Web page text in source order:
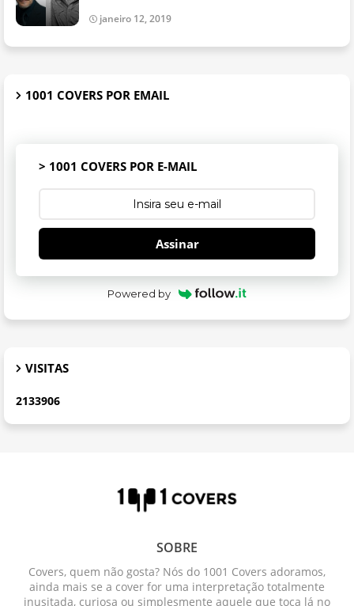
janeiro 12, 2019
1001 COVERS POR EMAIL
> 1001 COVERS POR E-MAIL
Assinar
Powered by
VISITAS
2133906
SOBRE
Covers, quem não gosta? Nós do 1001 Covers adoramos,
ainda mais se a cover for uma interpretação totalmente
inusitada, curiosa ou simplesmente aquele que toca lá no